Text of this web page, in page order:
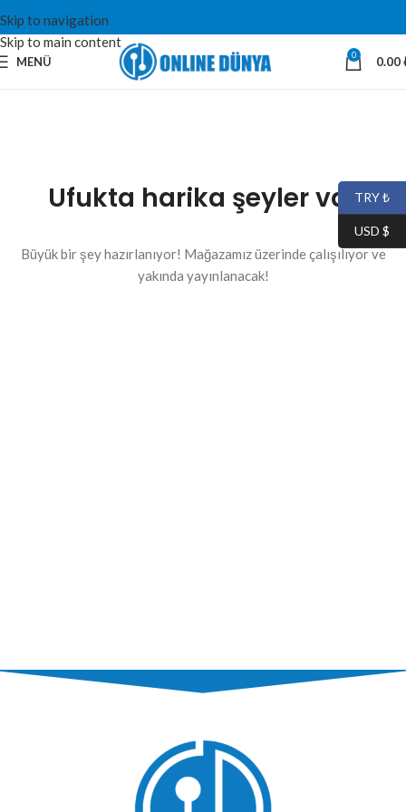
Skip to navigation
Skip to main content
MENÜ 0 0.00
Ufukta harika şeyler var
Büyük bir şey hazırlanıyor! Mağazamız üzerinde çalışılıyor ve
yakında yayınlanacak!
TRY ₺
USD $